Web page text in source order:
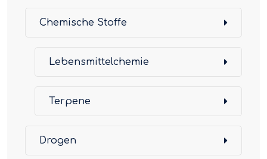
Chemische Stoffe
Lebensmittelchemie
Terpene
Drogen